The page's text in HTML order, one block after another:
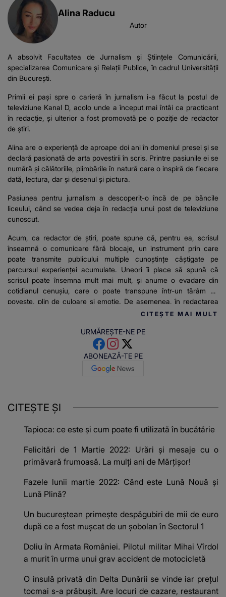
Alina Raducu
Autor
A absolvit Facultatea de Jurnalism și Științele Comunicării,
specializarea Comunicare și Relații Publice, în cadrul Universității
din București.
Primii ei pași spre o carieră în jurnalism i-a făcut la postul de
televiziune Kanal D, acolo unde a început mai întâi ca practicant
în redacție, și ulterior a fost promovată pe o poziție de redactor
de știri.
Alina are o experiență de aproape doi ani în domeniul presei și se
declară pasionată de arta povestirii în scris. Printre pasiunile ei se
numără și călătoriile, plimbările în natură care o inspiră de fiecare
dată, lectura, dar și desenul și pictura.
Pasiunea pentru jurnalism a descoperit-o încă de pe băncile
liceului, când se vedea deja în redacția unui post de televiziune
cunoscut.
Acum, ca redactor de știri, poate spune că, pentru ea, scrisul
înseamnă o comunicare fără blocaje, un instrument prin care
poate transmite publicului multiple cunoștințe câștigate pe
parcursul experienței acumulate. Uneori îi place să spună că
scrisul poate însemna mult mai mult, și anume o evadare din
cotidianul cenușiu, care o poate transpune într-un tărâm de
poveste, plin de culoare și emoție. De asemenea, în redactarea
articolelor pentru stirilekanald.ro îi place să relateze mereu
CITEȘTE MAI MULT
URMĂREȘTE-NE PE
ABONEAZĂ-TE PE
CITEȘTE ȘI
Tapioca: ce este și cum poate fi utilizată în bucătărie
Felicitări de 1 Martie 2022: Urări şi mesaje cu o
primăvară frumoasă. La mulţi ani de Mărţişor!
Fazele lunii martie 2022: Când este Lună Nouă şi
Lună Plină?
Un bucureștean primește despăgubiri de mii de euro
după ce a fost mușcat de un șobolan în Sectorul 1
Doliu în Armata României. Pilotul militar Mihai Vîrdol
a murit în urma unui grav accident de motocicletă
O insulă privată din Delta Dunării se vinde iar prețul
tocmai s-a prăbușit. Are locuri de cazare, restaurant